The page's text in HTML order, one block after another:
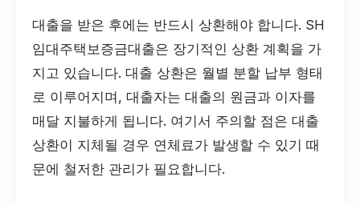
대출을 받은 후에는 반드시 상환해야 합니다. SH
임대주택보증금대출은 장기적인 상환 계획을 가
지고 있습니다. 대출 상환은 월별 분할 납부 형태
로 이루어지며, 대출자는 대출의 원금과 이자를
매달 지불하게 됩니다. 여기서 주의할 점은 대출
상환이 지체될 경우 연체료가 발생할 수 있기 때
문에 철저한 관리가 필요합니다.